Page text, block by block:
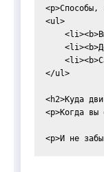
<p>Способы,
<ul>
</ul>
<h2>Куда
<p>Когда вы